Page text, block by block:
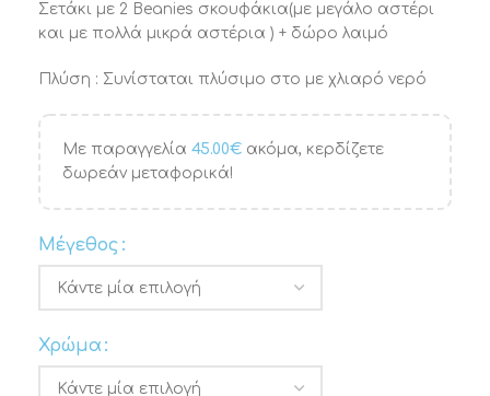
Σετάκι με 2 Beanies σκουφάκια(με μεγάλο αστέρι
και με πολλά μικρά αστέρια ) + δώρο λαιμό
Πλύση : Συνίσταται πλύσιμο στο με χλιαρό νερό
Με παραγγελία 45.00€ ακόμα, κερδίζετε
δωρεάν μεταφορικά!
Μέγεθος
Χρώμα